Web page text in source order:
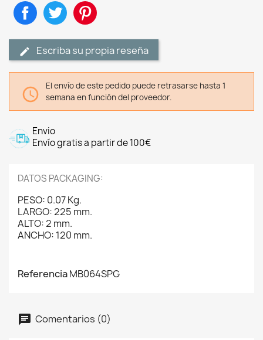
CompartirTuitear
Escriba su propia reseña

El envío de este pedido puede retrasarse hasta 1
semana en función del proveedor.
Envio
Envío gratis a partir de 100€
DATOS PACKAGING:
PESO: 0.07 Kg.
LARGO: 225 mm.
ALTO: 2 mm.
ANCHO: 120 mm.
ReferenciaMB064SPG
Comentarios (0)